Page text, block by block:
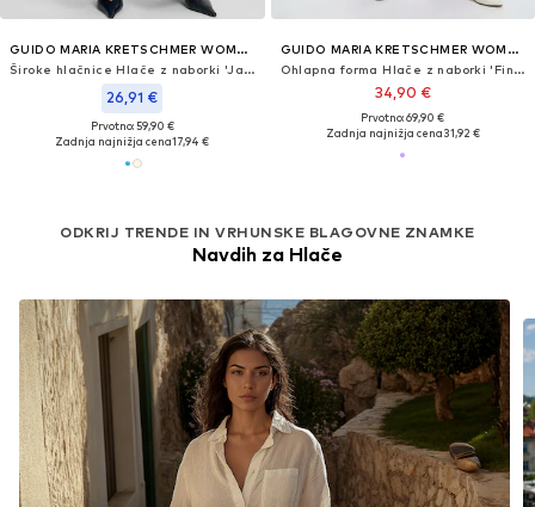
GUIDO MARIA KRETSCHMER WOMEN
Široke hlačnice Hlače z naborki 'Janay'
26,91 €
Prvotno: 59,90 €
Zadnja najnižja cena17,94 €
GUIDO MARIA KRETSCHMER WOMEN
Ohlapna forma Hlače z naborki 'Finja'
34,90 €
Prvotno: 69,90 €
Zadnja najnižja cena31,92 €
ODKRIJ TRENDE IN VRHUNSKE BLAGOVNE ZNAMKE
Navdih za Hlače